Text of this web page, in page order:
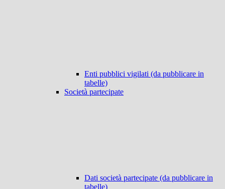
Enti pubblici vigilati (da pubblicare in
tabelle)
Società partecipate
Dati società partecipate (da pubblicare in
tabelle)